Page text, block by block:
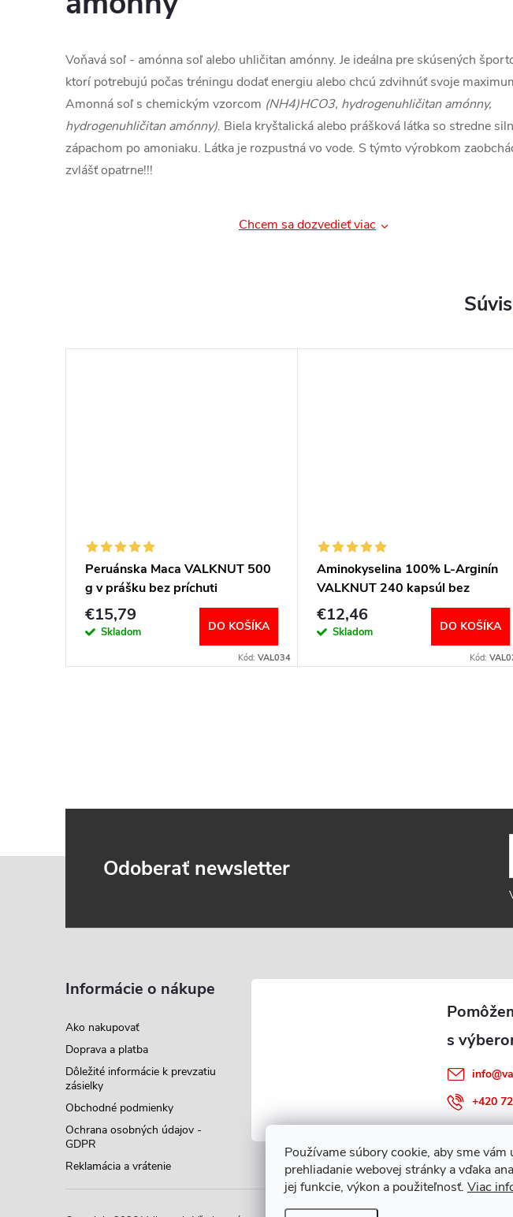
Používame súbory cookie, aby sme
prehliadanie webovej stránky a vďaka
jej funkcie, výkon a použiteľnosť. Viac
Voňavá soľ - amónna soľ alebo uhličitan amónny. Je ideálna pre skúsených
ktorí potrebujú počas tréningu dodať energiu alebo chcú zdvihnúť svoje
Amonná soľ s chemickým vzorcom (NH4)HCO3, hydrogenuhličitan amónny,
hydrogenuhličitan amónny). Biela kryštalická alebo prášková látka so stredne
zápachom po amoniaku. Látka je rozpustná vo vode. S týmto výrobkom
zvlášť opatrne!!!
Chcem sa dozvedieť viac
Peruánska Maca VALKNUT 500
g v prášku bez príchuti
€15,79
Skladom DO KOŠÍKA
Kód: VAL034
Aminokyselina 100% L-Arginín
VALKNUT 240 kapsúl bez
príchuti
€12,46
Skladom DO KOŠÍKA
Kód:
Odoberať newsletter
Informácie o nákupe
Ako nakupovať
Doprava a platba
Dôležité informácie k prevzatiu
zásielky
Obchodné podmienky
Ochrana osobných údajov -
GDPR
Reklamácia a vrátenie
info@
+420